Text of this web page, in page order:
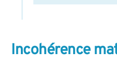
Incohérence